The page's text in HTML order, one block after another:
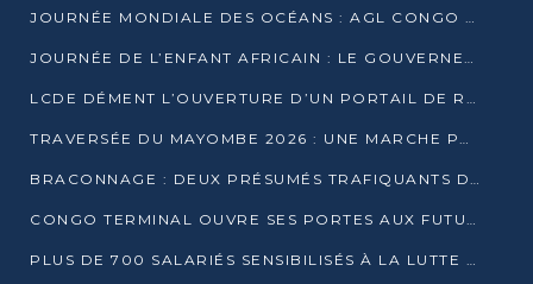
JOURNÉE MONDIALE DES OCÉANS : AGL CONGO MOBILISE SES COLLABORATEURS POUR LA PRÉSERVATION DE LA BIODIVERSITÉ MARINE
JOURNÉE DE L’ENFANT AFRICAIN : LE GOUVERNEMENT MOBILISÉ POUR L’HYGIÈNE DANS LES ORPHELINATS
LCDE DÉMENT L’OUVERTURE D’UN PORTAIL DE RECRUTEMENT ET APPELLE À LA VIGILANCE
TRAVERSÉE DU MAYOMBE 2026 : UNE MARCHE POUR SENSIBILISER ET DÉPISTER AU DIABÈTE
BRACONNAGE : DEUX PRÉSUMÉS TRAFIQUANTS D’HIPPOPOTAME ÉCROUÉS À BRAZZAVILLE
CONGO TERMINAL OUVRE SES PORTES AUX FUTURS INGÉNIEURS DE L’UCAC-ICAM
PLUS DE 700 SALARIÉS SENSIBILISÉS À LA LUTTE CONTRE LA TUBERCULOSE À CONGO TERMINAL